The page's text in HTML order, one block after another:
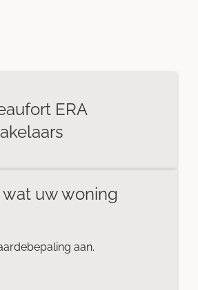
ERA
uw woning
aan.